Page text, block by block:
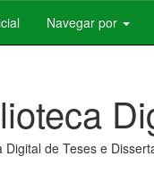
Navegar por
Digital de Teses e